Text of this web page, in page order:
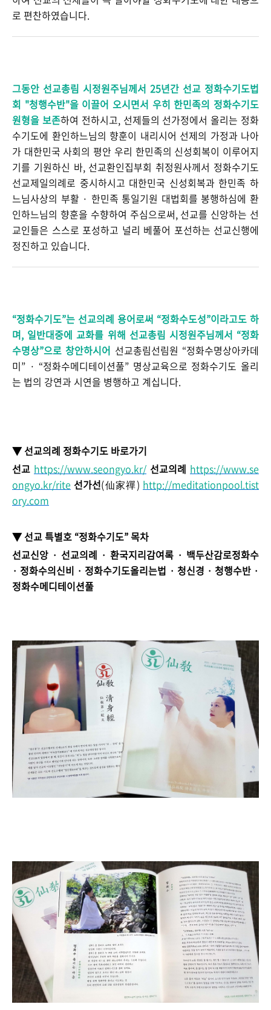
로 편찬하였습니다.
그동안 선교총림 시정원주님께서 25년간 선교 정화수기도법
회 "청행수반"을 이끌어 오시면서 우히 한민족의 정화수기도
원형을 보존하여 전하시고, 선제들의 선가정에서 올리는 정화
수기도에 환인하느님의 향훈이 내리시어 선제의 가정과 나아
가 대한민국 사회의 평안 우리 한민족의 신성회복이 이루어지
기를 기원하신 바, 선교환인집부회 취정원사께서 정화수기도
선교제일의례로 중시하시고 대한민국 신성회복과 한민족 하
느님사상의 부활 · 한민족 통일기원 대법회를 봉행하심에 환
인하느님의 향훈을 수향하여 주심으로써, 선교를 신앙하는 선
교인들은 스스로 포성하고 널리 베풀어 포선하는 선교신행에
정진하고 있습니다.
“정화수기도”는 선교의례 용어로써 “정화수도성”이라고도 하
며, 일반대중에 교화를 위해 선교총림 시정원주님께서 “정화
수명상”으로 창안하시어 선교총림선림원 “정화수명상아카데
미” · “정화수메디테이션풀” 명상교육으로 정화수기도 올리
는 법의 강연과 시연을 병행하고 계십니다.
▼ 선교의례 정화수기도 바로가기
선교 https://www.seongyo.kr/ 선교의례 https://www.se
ongyo.kr/rite 선가선(仙家禪) http://meditationpool.tist
ory.com
▼ 선교 특별호 “정화수기도” 목차
선교신앙 · 선교의례 · 환국지리감여록 · 백두산감로정화수
· 정화수의신비 · 정화수기도올리는법 · 청신경 · 청행수반 ·
정화수메디테이션풀